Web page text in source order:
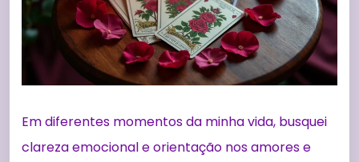
Em diferentes momentos da minha vida, busquei
clareza emocional e orientação nos amores e